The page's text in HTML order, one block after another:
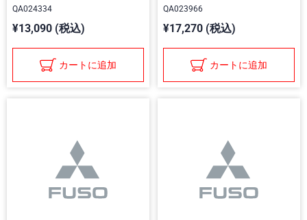
QA024334
¥13,090 (税込)
カートに追加
QA023966
¥17,270 (税込)
カートに追加